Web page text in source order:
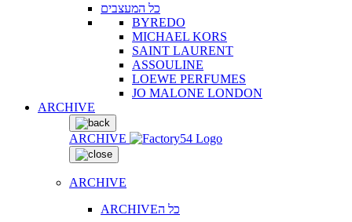
כל המעצבים
BYREDO
MICHAEL KORS
SAINT LAURENT
ASSOULINE
LOEWE PERFUMES
JO MALONE LONDON
ARCHIVE
ARCHIVE
ARCHIVE
ARCHIVEכל ה